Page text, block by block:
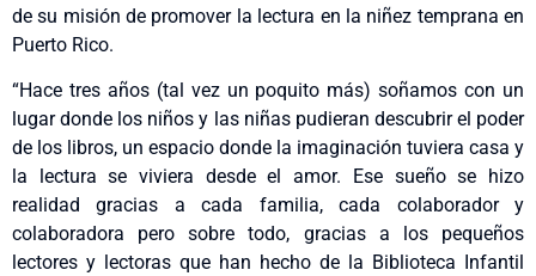
de su misión de promover la lectura en la niñez temprana en
Puerto Rico.
“Hace tres años (tal vez un poquito más) soñamos con un
lugar donde los niños y las niñas pudieran descubrir el poder
de los libros, un espacio donde la imaginación tuviera casa y
la lectura se viviera desde el amor. Ese sueño se hizo
realidad gracias a cada familia, cada colaborador y
colaboradora pero sobre todo, gracias a los pequeños
lectores y lectoras que han hecho de la Biblioteca Infantil